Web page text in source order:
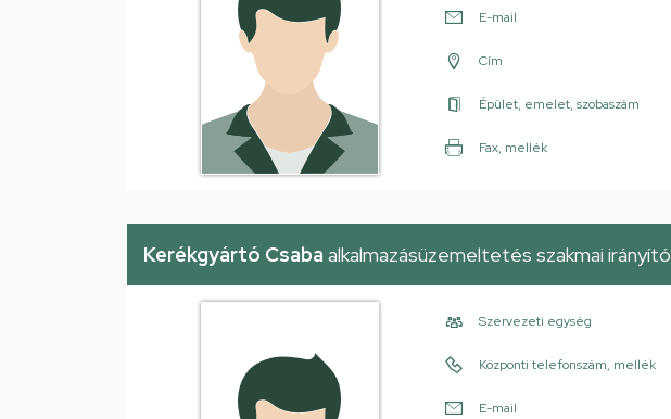
E-mail
Cím
Épület, emelet, szobaszám
Fax, mellék
Kerékgyártó Csaba alkalmazásüzemeltetés szakmai irányító
Szervezeti egység
Központi telefonszám, mellék
E-mail